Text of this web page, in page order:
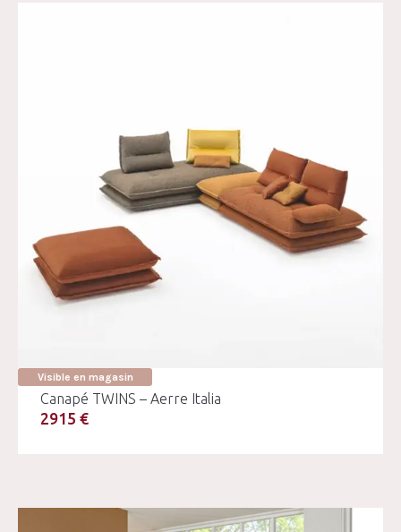
Visible en magasin
Canapé TWINS – Aerre Italia
2915 €